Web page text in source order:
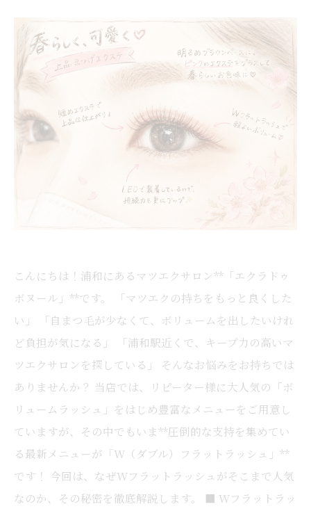
こんにちは！浦和にあるマツエクサロン**「エクラドゥ
ボヌール」**です。 「マツエクの持ちをもっと良くした
い」 「自まつ毛が少なくて、ボリュームを出したいけれ
ど負担が気になる」 「浦和駅近くで、キープ力の高いマ
ツエクサロンを探している」 そんなお悩みをお持ちでは
ありませんか？ 当店では、リピーター様に大人気の「ボ
リュームラッシュ」をはじめ豊富なメニューをご用意し
ていますが、その中でもいま**圧倒的な支持を集めてい
る最新メニューが「W（ダブル）フラットラッシュ」**
です！ 今回は、なぜWフラットラッシュがそこまで人気
なのか、その秘密を徹底解説します。 ■ Wフラットラッ